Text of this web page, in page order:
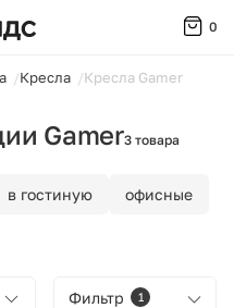
0
Кресла Кресла Gamer
Gamer3 товара
в гостиную офисные
Фильтр 1